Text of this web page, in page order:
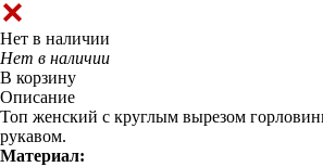
Нет в наличии
Нет в наличии
В корзину
Описание
Топ женский с круглым вырезом
рукавом.
Материал: